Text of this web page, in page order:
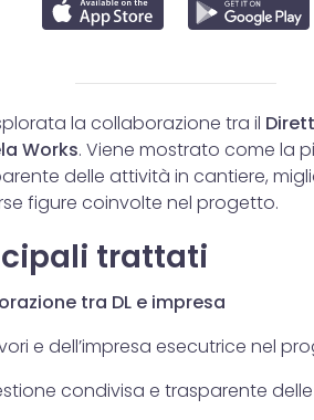
la collaborazione tra il
Works. Viene mostrato come la
delle attività in cantiere,
figure coinvolte nel progetto.
trattati
tra DL e impresa
e dell’impresa esecutrice nel
condivisa e trasparente